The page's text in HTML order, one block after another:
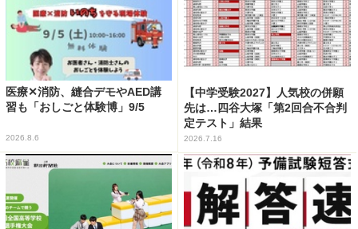
医療✕消防、縫合デモやAED講
習も「おしごと体験博」9/5
2026.8.6
【中学受験2027】人気校の併願
先は…四谷大塚「第2回合不合判
定テスト」結果
2026.7.16